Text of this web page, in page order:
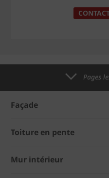
Pages
Façade
Toiture en pente
Mur intérieur